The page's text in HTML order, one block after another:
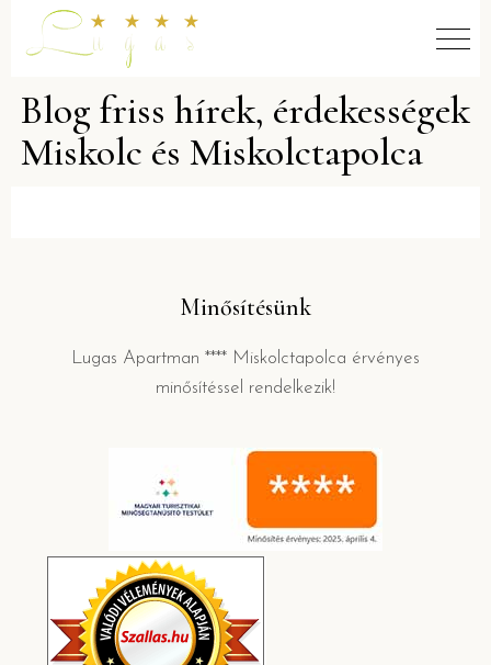
Blog friss hírek, érdekességek
Miskolc és Miskolctapolca
Minősítésünk
Lugas Apartman **** Miskolctapolca érvényes
minősítéssel rendelkezik!